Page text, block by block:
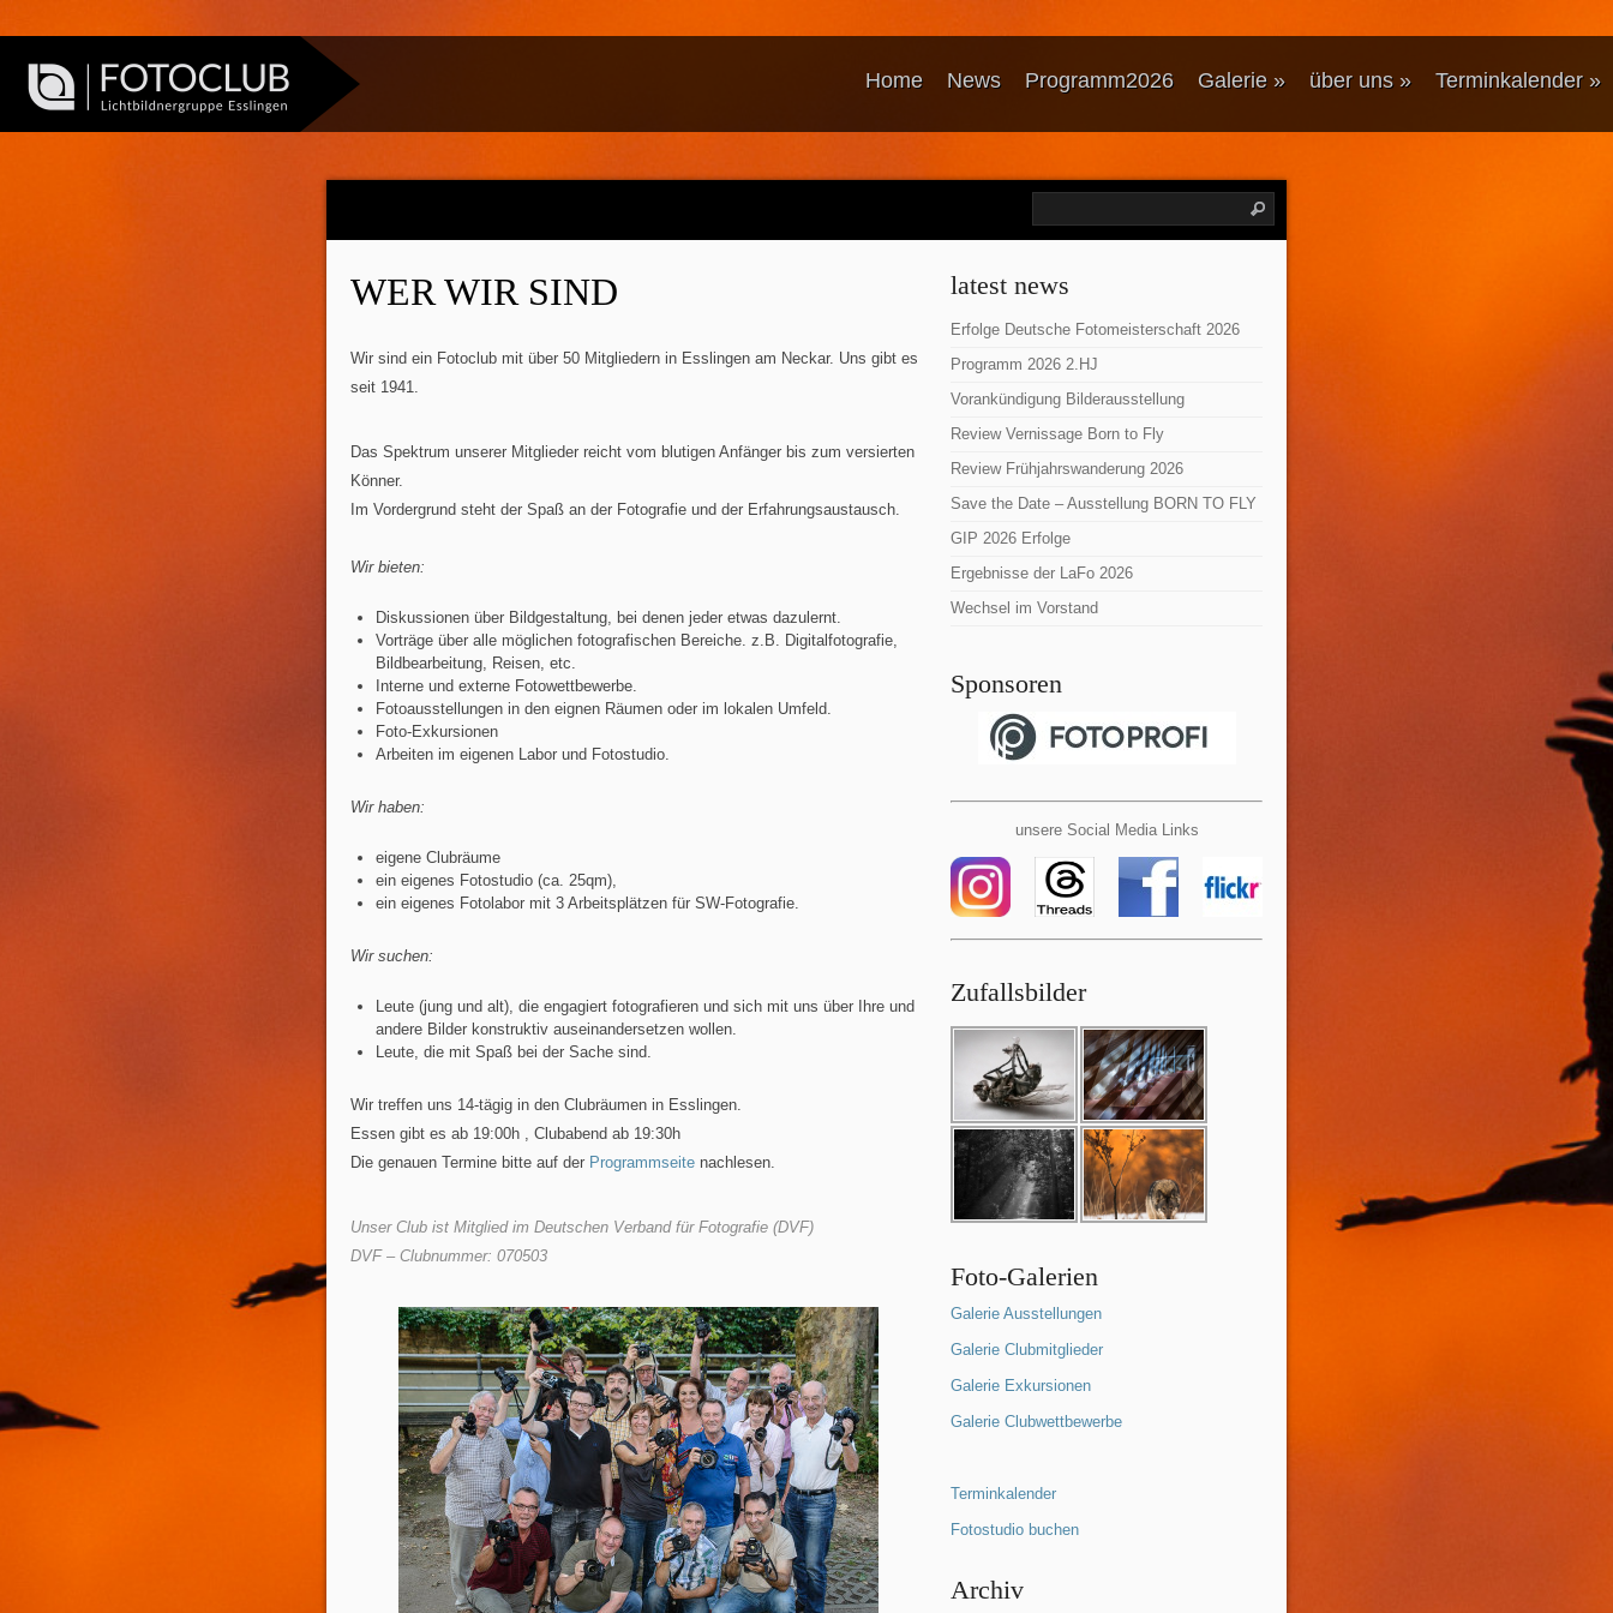
Home News Programm2026 Galerie » über uns » Terminkalender»
WER WIR SIND
Wir sind ein Fotoclub mit über 50 Mitgliedern in Esslingen am Neckar. Uns gibt es
seit 1941.
Das Spektrum unserer Mitglieder reicht vom blutigen Anfänger bis zum versierten
Könner.
Im Vordergrund steht der Spaß an der Fotografie und der Erfahrungsaustausch.
Wir bieten:
Diskussionen über Bildgestaltung, bei denen jeder etwas dazulernt.
Vorträge über alle möglichen fotografischen Bereiche. z.B. Digitalfotografie,
Bildbearbeitung, Reisen, etc.
Interne und externe Fotowettbewerbe.
Fotoausstellungen in den eignen Räumen oder im lokalen Umfeld.
Foto-Exkursionen
Arbeiten im eigenen Labor und Fotostudio.
Wir haben:
eigene Clubräume
ein eigenes Fotostudio (ca. 25qm),
ein eigenes Fotolabor mit 3 Arbeitsplätzen für SW-Fotografie.
Wir suchen:
Leute (jung und alt), die engagiert fotografieren und sich mit uns über Ihre und
andere Bilder konstruktiv auseinandersetzen wollen.
Leute, die mit Spaß bei der Sache sind.
Wir treffen uns 14-tägig in den Clubräumen in Esslingen.
Essen gibt es ab 19:00h , Clubabend ab 19:30h
Die genauen Termine bitte auf der Programmseite nachlesen.
Unser Club ist Mitglied im Deutschen Verband für Fotografie (DVF)
DVF – Clubnummer: 070503
latest news
Erfolge Deutsche Fotomeisterschaft 2026
Programm 2026 2.HJ
Vorankündigung Bilderausstellung
Review Vernissage Born to Fly
Review Frühjahrswanderung 2026
Save the Date – Ausstellung BORN TO FLY
GIP 2026 Erfolge
Ergebnisse der LaFo 2026
Wechsel im Vorstand
Sponsoren
unsere Social Media Links
Zufallsbilder
Foto-Galerien
Galerie Ausstellungen
Galerie Clubmitglieder
Galerie Exkursionen
Galerie Clubwettbewerbe
Terminkalender
Fotostudio buchen
Archiv